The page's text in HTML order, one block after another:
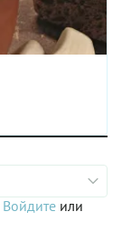
Войдите или